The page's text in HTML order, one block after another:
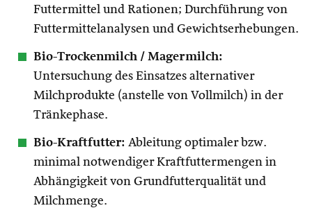
Futtermittel und Rationen; Durchführung von
Futtermittelanalysen und Gewichtserhebungen.
Bio-Trockenmilch / Magermilch:
Untersuchung des Einsatzes alternativer
Milchprodukte (anstelle von Vollmilch) in der
Tränkephase.
Bio-Kraftfutter: Ableitung optimaler bzw.
minimal notwendiger Kraftfuttermengen in
Abhängigkeit von Grundfutterqualität und
Milchmenge.